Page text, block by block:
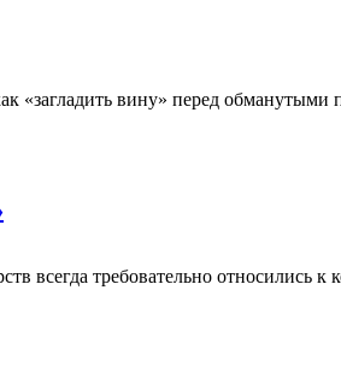
«загладить вину» перед обманутыми
требовательно относились к